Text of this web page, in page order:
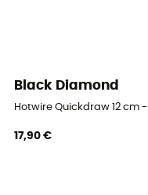
Black Diamond
Hotwire Quickdraw 12 cm
17,90 €